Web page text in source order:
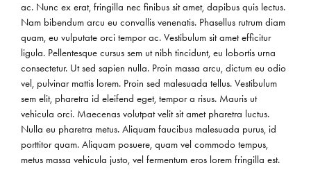
ac. Nunc ex erat, fringilla nec finibus sit amet, dapibus quis lectus.
Nam bibendum arcu eu convallis venenatis. Phasellus rutrum diam
quam, eu vulputate orci tempor ac. Vestibulum sit amet efficitur
ligula. Pellentesque cursus sem ut nibh tincidunt, eu lobortis urna
consectetur. Ut sed sapien nulla. Proin massa arcu, dictum eu odio
vel, pulvinar mattis lorem. Proin sed malesuada tellus. Vestibulum
sem elit, pharetra id eleifend eget, tempor a risus. Mauris ut
vehicula orci. Maecenas volutpat velit sit amet pharetra luctus.
Nulla eu pharetra metus. Aliquam faucibus malesuada purus, id
porttitor quam. Aliquam posuere, quam vel commodo tempus,
metus massa vehicula justo, vel fermentum eros lorem fringilla est.